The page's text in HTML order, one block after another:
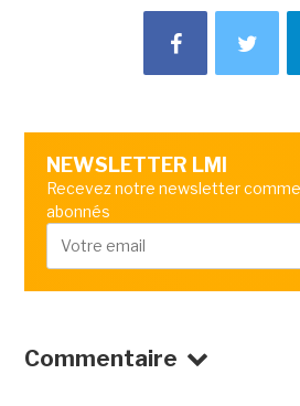
NEWSLETTER LMI
Recevez notre newsletter
abonnés
Commentaire